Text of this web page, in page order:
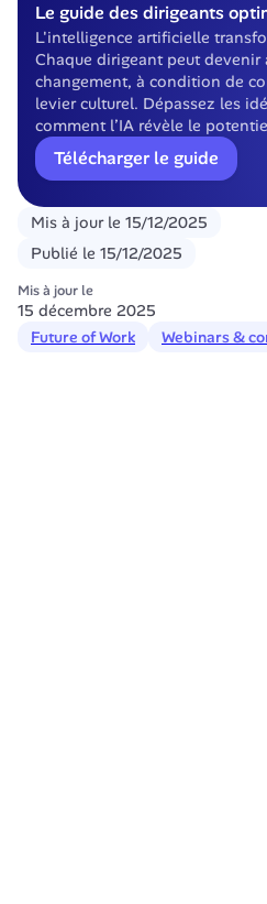
Le guide des dirigeants
L'intelligence artificielle
Chaque dirigeant peut devenir
changement, à condition de
levier culturel. Dépassez les
comment l’IA révèle le
Télécharger le guide
Mis à jour le 15/12/2025
Publié le 15/12/2025
Mis à jour le
15 décembre 2025
Future of Work
Webinars &